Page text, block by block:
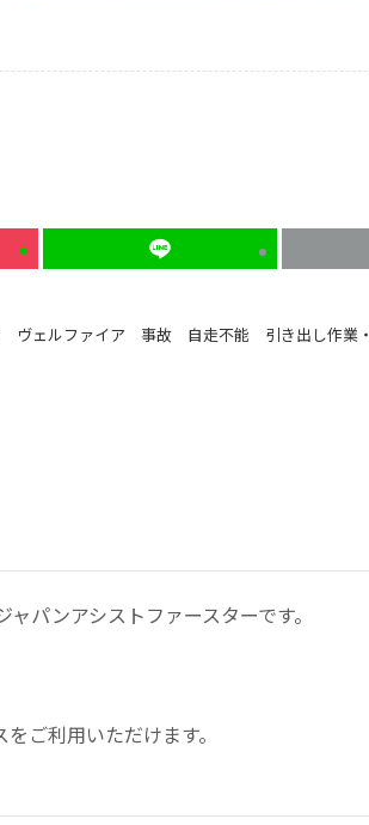
ェルファイア 事故 自走不能 引き出し作業・
パンアシストファースターです。
ご利用いただけます。